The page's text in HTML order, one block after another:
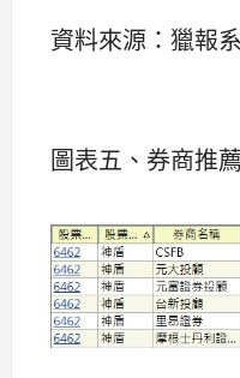
資料來源：獵報
圖表五、券商推